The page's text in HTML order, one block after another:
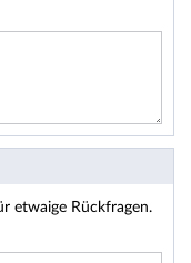
etwaige Rückfragen.